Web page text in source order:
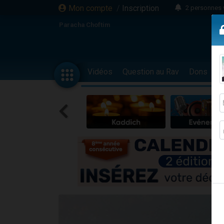
Mon compte / Inscription
2 personnes
Lisbel
2
3
11
3
Il reste
2 personnes
29
Il reste
2
4
Paracha Choftim
Vidéos Question au Rav Dons